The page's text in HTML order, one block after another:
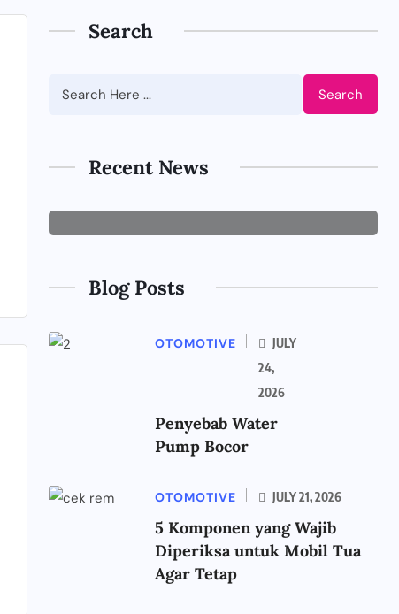
Search
Search
Recent News
Tips Memilih Jasa IT
Perusahaan
Blog Posts
OTOMOTIVE
JULY
24,
2026
Penyebab Water
Pump Bocor
OTOMOTIVE JULY 21, 2026
5 Komponen yang Wajib
Diperiksa untuk Mobil Tua
Agar Tetap